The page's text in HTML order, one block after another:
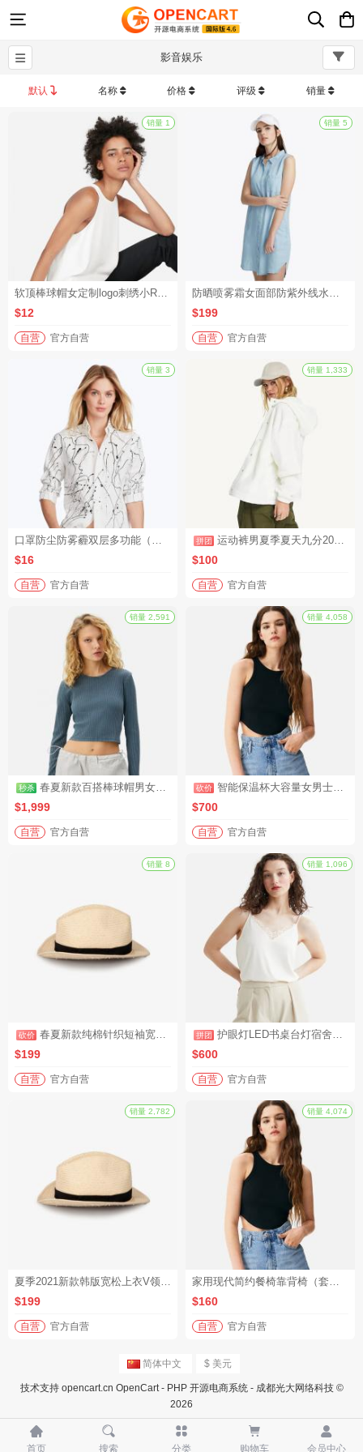
影音娱乐
默认 名称 价格 评级 销量
软顶棒球帽女定制logo刺绣小R标宽檐显脸小百搭字母鸭舌帽子
$12
自营 官方自营
防晒喷雾霜女面部防紫外线水晶夏清爽不油腻（满减赠品）
$199
自营 官方自营
口罩防尘防雾霾双层多功能（单品赠品）
$16
自营 官方自营
拼团
运动裤男夏季夏天九分2021新款冰丝薄款速干裤男士夏裤休闲长裤子（拼团活动1）
$100
自营 官方自营
春夏新款百搭棒球帽男女休闲防晒帽时尚鸭舌帽户外嘻哈帽（秒杀活动3）
$1,999
自营 官方自营
砍价
智能保温杯大容量女男士高档泡茶便携316L不锈钢水杯子（砍价活动3）
$700
自营 官方自营
销量 8
春夏新款纯棉针织短袖宽松棉麻T恤（砍价活动1）
$199
自营 官方自营
护眼灯LED书桌台灯宿舍卧室床头灯（拼团活动3）
$600
自营 官方自营
销量 2,782
夏季2021新款韩版宽松上衣V领心机锁骨设计感小众条纹短袖T恤女
$199
自营 官方自营
家用现代简约餐椅靠背椅（套装1）
$160
自营 官方自营
简体中文 $ 美元
技术支持 opencart.cn OpenCart - PHP 开源电商系统 - 成都光大网络科技 ©
2026

首页

搜索

分类

购物车

会员中心